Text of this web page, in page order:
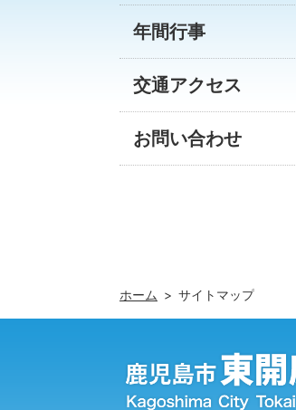
年間行事
交通アクセス
お問い合わせ
ホーム サイトマップ